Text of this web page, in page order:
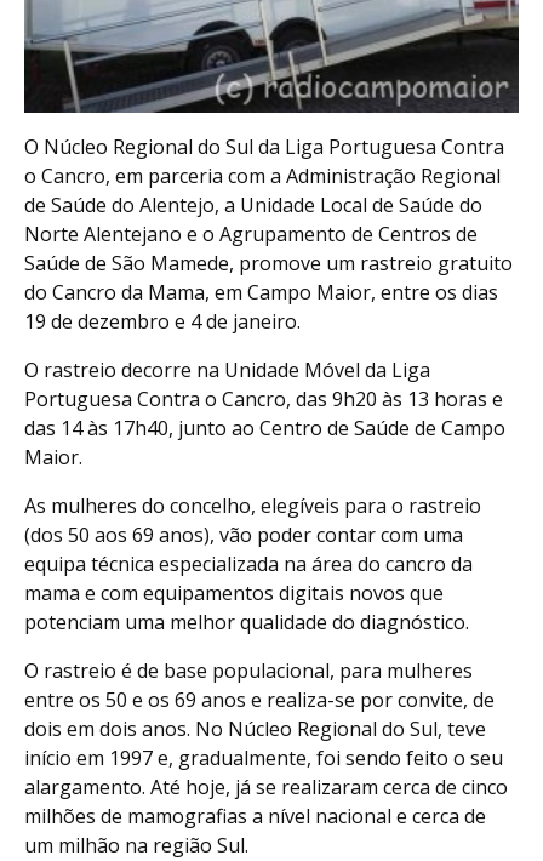
O Núcleo Regional do Sul da Liga Portuguesa Contra
o Cancro, em parceria com a Administração Regional
de Saúde do Alentejo, a Unidade Local de Saúde do
Norte Alentejano e o Agrupamento de Centros de
Saúde de São Mamede, promove um rastreio gratuito
do Cancro da Mama, em Campo Maior, entre os dias
19 de dezembro e 4 de janeiro.
O rastreio decorre na Unidade Móvel da Liga
Portuguesa Contra o Cancro, das 9h20 às 13 horas e
das 14 às 17h40, junto ao Centro de Saúde de Campo
Maior.
As mulheres do concelho, elegíveis para o rastreio
(dos 50 aos 69 anos), vão poder contar com uma
equipa técnica especializada na área do cancro da
mama e com equipamentos digitais novos que
potenciam uma melhor qualidade do diagnóstico.
O rastreio é de base populacional, para mulheres
entre os 50 e os 69 anos e realiza-se por convite, de
dois em dois anos. No Núcleo Regional do Sul, teve
início em 1997 e, gradualmente, foi sendo feito o seu
alargamento. Até hoje, já se realizaram cerca de cinco
milhões de mamografias a nível nacional e cerca de
um milhão na região Sul.